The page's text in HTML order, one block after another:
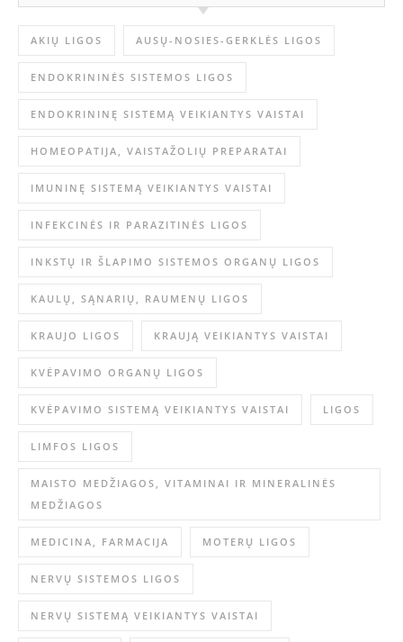
AKIŲ LIGOS AUSŲ-NOSIES-GERKLĖS LIGOS
ENDOKRININĖS SISTEMOS LIGOS
ENDOKRININĘ SISTEMĄ VEIKIANTYS VAISTAI
HOMEOPATIJA, VAISTAŽOLIŲ PREPARATAI
IMUNINĘ SISTEMĄ VEIKIANTYS VAISTAI
INFEKCINĖS IR PARAZITINĖS LIGOS
INKSTŲ IR ŠLAPIMO SISTEMOS ORGANŲ LIGOS
KAULŲ, SĄNARIŲ, RAUMENŲ LIGOS
KRAUJO LIGOS KRAUJĄ VEIKIANTYS VAISTAI
KVĖPAVIMO ORGANŲ LIGOS
KVĖPAVIMO SISTEMĄ VEIKIANTYS VAISTAI LIGOS
LIMFOS LIGOS
MAISTO MEDŽIAGOS, VITAMINAI IR MINERALINĖS
MEDŽIAGOS
MEDICINA, FARMACIJA MOTERŲ LIGOS
NERVŲ SISTEMOS LIGOS
NERVŲ SISTEMĄ VEIKIANTYS VAISTAI